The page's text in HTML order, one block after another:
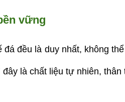
vững
đá đều là duy nhất, không
là chất liệu tự nhiên,